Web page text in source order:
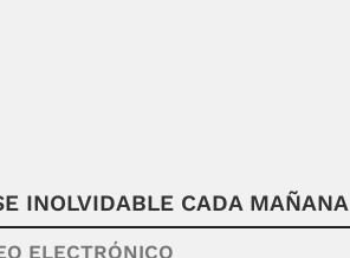
INOLVIDABLE CADA MAÑANA